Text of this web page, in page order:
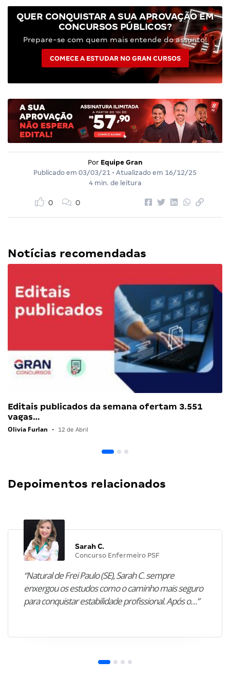
QUER CONQUISTAR A SUA APROVAÇÃO EM
CONCURSOS PÚBLICOS?
Prepare-se com quem mais entende do assunto!
COMECE A ESTUDAR NO GRAN CURSOS
Por Equipe Gran
Publicado em 03/03/21 • Atualizado em 16/12/25
4 min. de leitura
0 0
Notícias recomendadas
Editais publicados da semana ofertam 3.551
vagas…
Olivia Furlan • 12 de Abril
Depoimentos relacionados
Sarah C.
Concurso Enfermeiro PSF
“Natural de Frei Paulo (SE), Sarah C. sempre
enxergou os estudos como o caminho mais seguro
para conquistar estabilidade profissional. Após o…”